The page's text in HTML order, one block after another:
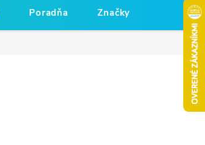
Poradňa Značky